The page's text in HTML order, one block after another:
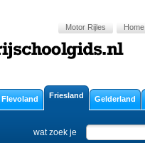
Motor Rijles Home
Flevoland Friesland Gelderland
wat zoek je